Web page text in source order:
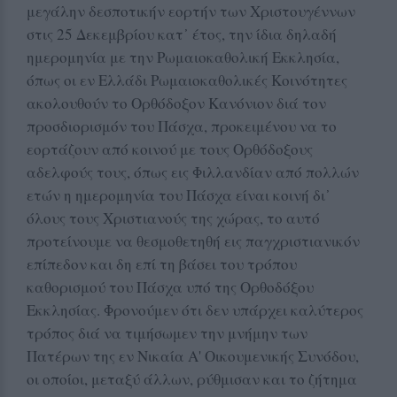
μεγάλην δεσποτικήν εορτήν των Χριστουγέννων
στις 25 Δεκεμβρίου κατ᾽ έτος, την ίδια δηλαδή
ημερομηνία με την Ρωμαιοκαθολική Εκκλησία,
όπως οι εν Ελλάδι Ρωμαιοκαθολικές Κοινότητες
ακολουθούν το Ορθόδοξον Κανόνιον διά τον
προσδιορισμόν του Πάσχα, προκειμένου να το
εορτάζουν από κοινού με τους Ορθόδοξους
αδελφούς τους, όπως εις Φιλλανδίαν από πολλών
ετών η ημερομηνία του Πάσχα είναι κοινή δι᾽
όλους τους Χριστιανούς της χώρας, το αυτό
προτείνουμε να θεσμοθετηθή εις παγχριστιανικόν
επίπεδον και δη επί τη βάσει του τρόπου
καθορισμού του Πάσχα υπό της Ορθοδόξου
Εκκλησίας. Φρονούμεν ότι δεν υπάρχει καλύτερος
τρόπος διά να τιμήσωμεν την μνήμην των
Πατέρων της εν Νικαία Α' Οικουμενικής Συνόδου,
οι οποίοι, μεταξύ άλλων, ρύθμισαν και το ζήτημα